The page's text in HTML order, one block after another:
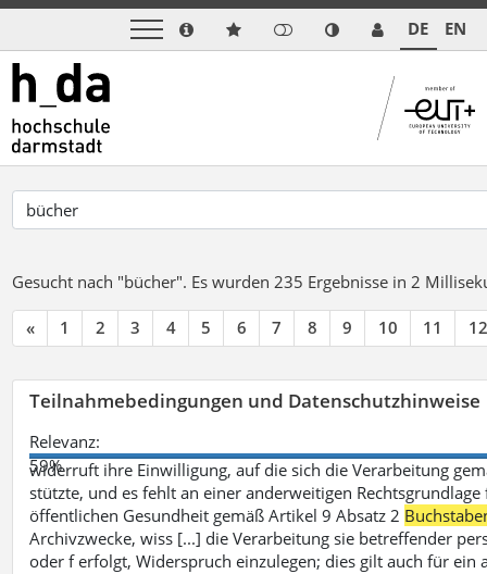
DE EN
Gesucht nach "bücher". Es wurden 235 Ergebnisse in 2
« 1 2 3 4 5 6 7 8 9 10 11 12
Teilnahmebedingungen und Datenschutzhinweise
Relevanz:
59%
widerruft ihre Einwilligung, auf die sich die Verarbeitung
stützte, und es fehlt an einer anderweitigen
öffentlichen Gesundheit gemäß Artikel 9 Absatz 2
Archivzwecke, wiss [...] die Verarbeitung sie betreffender
oder f erfolgt, Widerspruch einzulegen; dies gilt auch für ein